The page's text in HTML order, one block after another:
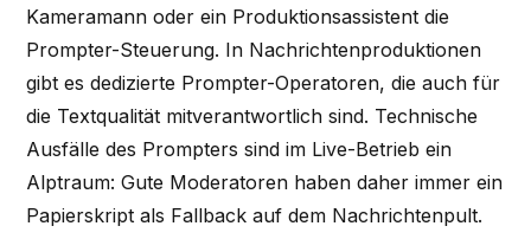
Kameramann oder ein Produktionsassistent die
Prompter-Steuerung. In Nachrichtenproduktionen
gibt es dedizierte Prompter-Operatoren, die auch für
die Textqualität mitverantwortlich sind. Technische
Ausfälle des Prompters sind im Live-Betrieb ein
Alptraum: Gute Moderatoren haben daher immer ein
Papierskript als Fallback auf dem Nachrichtenpult.